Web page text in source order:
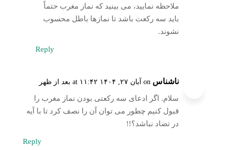
ملاحظه نمایید، می بینید که نماز مغرب حتماً
باید سه رکعت باشد تا نمازها باطل محسوب
نشوند.
Reply
ناشناس on آبان ۲۷, ۱۴۰۴ at ۱۱:۴۲ بعد از ظهر
سلام. اگر ادعای سه رکعتی بودن نماز مغرب را
قبول کنیم چطور می توان آن را نصف کرد تا با آیه
در تضاد نباشد؟!!
Reply